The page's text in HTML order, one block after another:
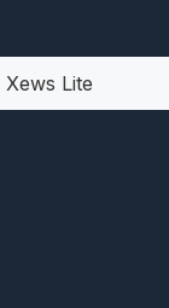
Xews Lite